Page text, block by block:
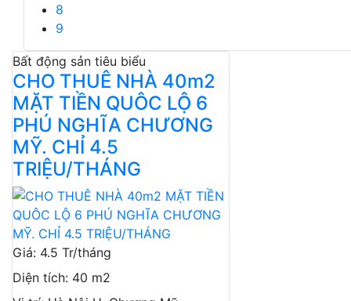
8
9
Bất động sản tiêu biểu
CHO THUÊ NHÀ 40m2
MẶT TIỀN QUÔC LỘ 6
PHÚ NGHĨA CHƯƠNG
MỸ. CHỈ 4.5
TRIỆU/THÁNG
Giá: 4.5 Tr/tháng
Diện tích: 40 m2